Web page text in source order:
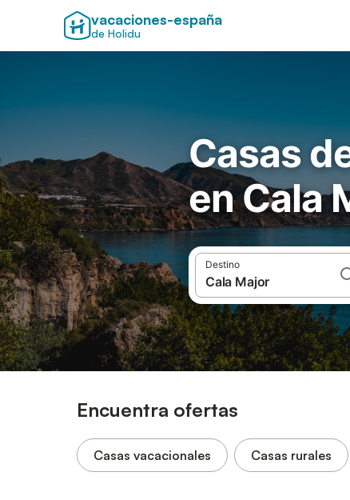
vacaciones-españa
de Holidu
Casas
en Cala
Destino
Encuentra ofertas
Casas vacacionales Casas rurales